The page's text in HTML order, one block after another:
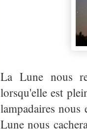
La Lune nous
lorsqu'elle est
lampadaires nous
Lune nous